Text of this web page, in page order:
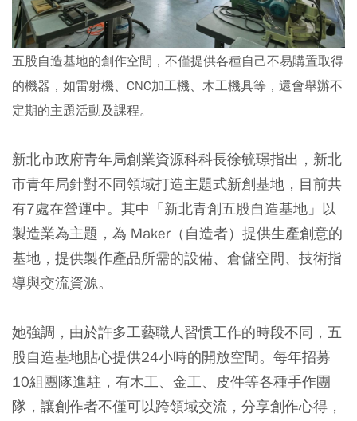
五股自造基地的創作空間，不僅提供各種自己不易購置取得
的機器，如雷射機、CNC加工機、木工機具等，還會舉辦不
定期的主題活動及課程。
新北市政府青年局創業資源科科長徐毓璟指出，新北
市青年局針對不同領域打造主題式新創基地，目前共
有7處在營運中。其中「新北青創五股自造基地」以
製造業為主題，為 Maker（自造者）提供生產創意的
基地，提供製作產品所需的設備、倉儲空間、技術指
導與交流資源。
她強調，由於許多工藝職人習慣工作的時段不同，五
股自造基地貼心提供24小時的開放空間。每年招募
10組團隊進駐，有木工、金工、皮件等各種手作團
隊，讓創作者不僅可以跨領域交流，分享創作心得，